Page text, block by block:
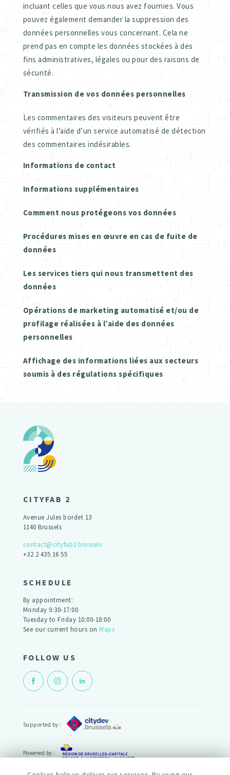
incluant celles que vous nous avez fournies. Vous
pouvez également demander la suppression des
données personnelles vous concernant. Cela ne
prend pas en compte les données stockées à des
fins administratives, légales ou pour des raisons de
sécurité.
Transmission de vos données personnelles
Les commentaires des visiteurs peuvent être
vérifiés à l’aide d’un service automatisé de détection
des commentaires indésirables.
Informations de contact
Informations supplémentaires
Comment nous protégeons vos données
Procédures mises en œuvre en cas de fuite de
données
Les services tiers qui nous transmettent des
données
Opérations de marketing automatisé et/ou de
profilage réalisées à l’aide des données
personnelles
Affichage des informations liées aux secteurs
soumis à des régulations spécifiques
CITYFAB 2
Avenue Jules bordet 13
1140 Brussels
contact@cityfab2.brussels
+32 2 435 16 55
SCHEDULE
By appointment:
Monday 9:30-17:00
Tuesday to Friday 10:00-18:00
See our current hours onMaps
FOLLOW US
Supported by :
Powered by :